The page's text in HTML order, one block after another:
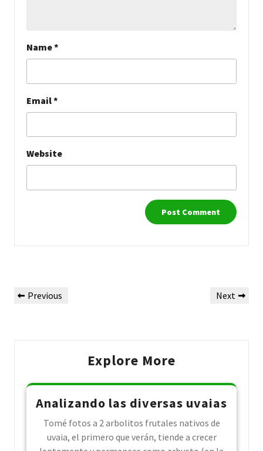
Name*
Email*
Website
navigation
Previous
Previous
Next
Next
Explore More
Analizando las diversas uvaias
Tomé fotos a 2 arbolitos frutales nativos de
uvaia, el primero que verán, tiende a crecer